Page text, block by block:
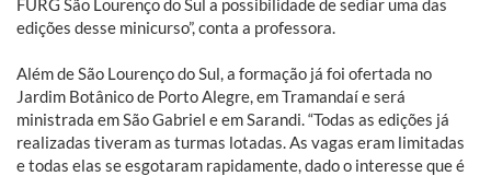
FURG São Lourenço do Sul a possibilidade de sediar uma das
edições desse minicurso”, conta a professora.
Além de São Lourenço do Sul, a formação já foi ofertada no
Jardim Botânico de Porto Alegre, em Tramandaí e será
ministrada em São Gabriel e em Sarandi. “Todas as edições já
realizadas tiveram as turmas lotadas. As vagas eram limitadas
e todas elas se esgotaram rapidamente, dado o interesse que é